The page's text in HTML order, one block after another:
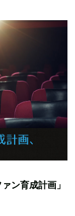
ン育成計画」